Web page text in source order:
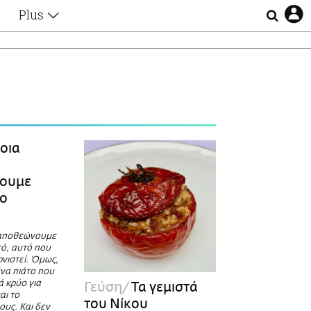
Plus
Οι Αθηναίοι
Lgbtqi+
αυτό που
Όμως,
πιάτο που
κρύο για
το
Και δεν
Γεύση Τα γεμιστά
του Νίκου